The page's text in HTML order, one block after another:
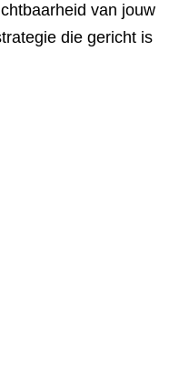
van jouw
die gericht is